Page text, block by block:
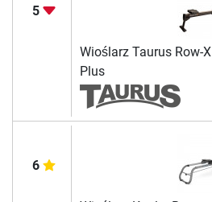
5
Wioślarz Taurus Row-X
Plus
6